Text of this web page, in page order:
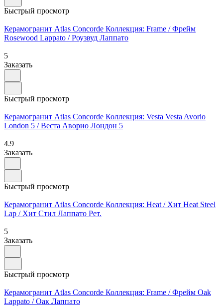
Быстрый просмотр
Керамогранит Atlas Concorde Коллекция: Frame / Фрейм
Rosewood Lappato / Роузвуд Лаппато
5
Заказать
Быстрый просмотр
Керамогранит Atlas Concorde Коллекция: Vesta Vesta Avorio
London 5 / Веста Аворио Лондон 5
4.9
Заказать
Быстрый просмотр
Керамогранит Atlas Concorde Коллекция: Heat / Хит Heat Steel
Lap / Хит Стил Лаппато Рет.
5
Заказать
Быстрый просмотр
Керамогранит Atlas Concorde Коллекция: Frame / Фрейм Oak
Lappato / Оак Лаппато